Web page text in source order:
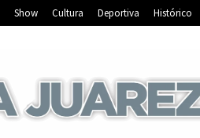
Show Cultura Deportiva Histórico